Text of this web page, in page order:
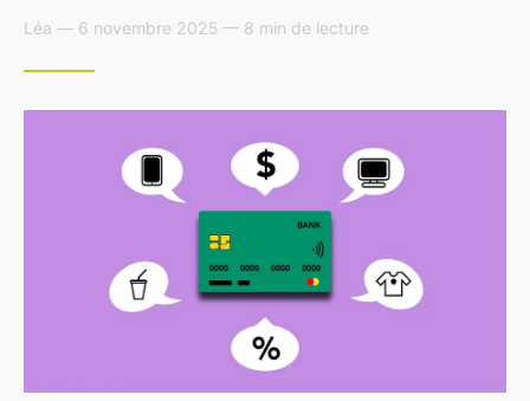
Léa — 6 novembre 2025 — 8 min de lecture